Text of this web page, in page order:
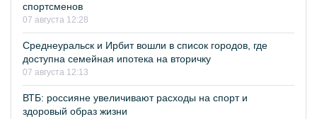
спортсменов
07 августа 12:28
Среднеуральск и Ирбит вошли в список городов, где
доступна семейная ипотека на вторичку
07 августа 12:13
ВТБ: россияне увеличивают расходы на спорт и
здоровый образ жизни